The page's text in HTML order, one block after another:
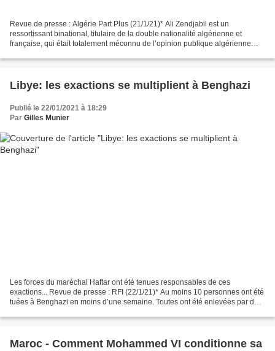
Revue de presse : Algérie Part Plus (21/1/21)* Ali Zendjabil est un
ressortissant binational, titulaire de la double nationalité algérienne et
française, qui était totalement méconnu de l’opinion publique algérienne
Libye: les exactions se multiplient à Benghazi
Publié le 22/01/2021 à 18:29
Par Gilles Munier
Les forces du maréchal Haftar ont été tenues responsables de ces
exactions... Revue de presse : RFI (22/1/21)* Au moins 10 personnes ont été
tuées à Benghazi en moins d’une semaine. Toutes ont été enlevées par des
Maroc - Comment Mohammed VI conditionne sa